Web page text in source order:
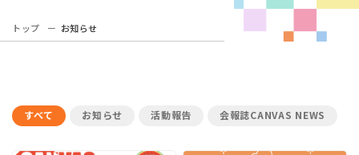
トップ お知らせ
すべて お知らせ 活動報告 会報誌CANVAS NEWS